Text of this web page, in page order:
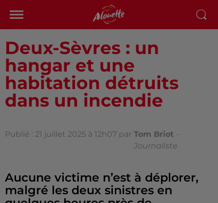
Deux-Sèvres : un
hangar et une
habitation détruits
dans un incendie
Publié : 21 juillet 2025 à 12h07 par Tom Briot -
Journaliste
Aucune victime n’est à déplorer,
malgré les deux sinistres en